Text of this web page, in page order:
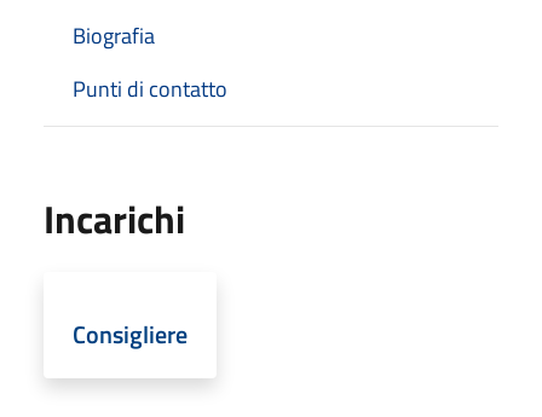
Biografia
Punti di contatto
Incarichi
Consigliere